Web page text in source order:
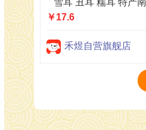
出胶质 甜羹原料
￥17.6
禾煜自营旗舰店